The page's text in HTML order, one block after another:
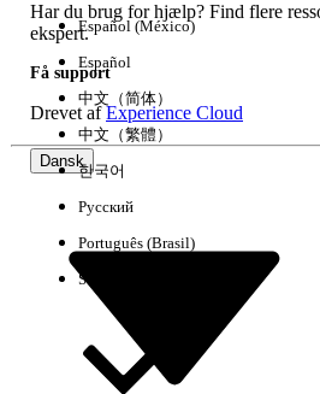
Har du brug for hjælp? Find flere
ekspert.
Få support
Drevet afExperience Cloud
Dansk
Español (México)
Español
中文（简体）
中文（繁體）
한국어
Русский
Português (Brasil)
Suomi